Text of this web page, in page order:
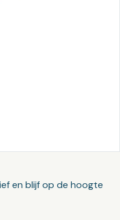
en blijf op de hoogte